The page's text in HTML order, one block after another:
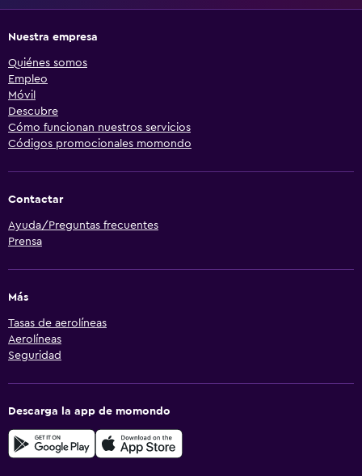
Nuestra empresa
Quiénes somos
Empleo
Móvil
Descubre
Cómo funcionan nuestros servicios
Códigos promocionales momondo
Contactar
Ayuda/Preguntas frecuentes
Prensa
Más
Tasas de aerolíneas
Aerolíneas
Seguridad
Descarga la app de momondo